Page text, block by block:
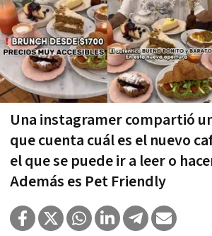
Una instagramer compartió
que cuenta cuál es el nuevo
el que se puede ir a leer o
Además es Pet Friendly